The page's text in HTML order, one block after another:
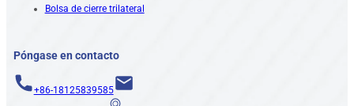
Bolsa de cierre trilateral
Póngase en contacto
+86-18125839585